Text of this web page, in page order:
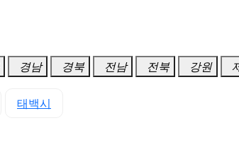
경남 경북 전남 전북 강원
태백시